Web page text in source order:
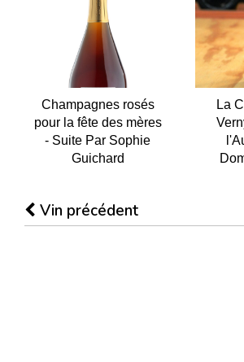
Champagnes rosés
pour la fête des mères
- Suite Par Sophie
Guichard
La
Vin précédent